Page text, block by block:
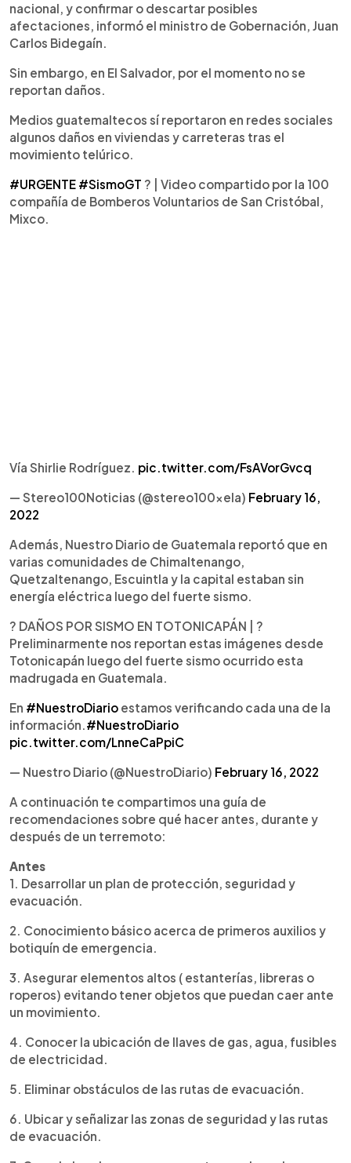
nacional, y confirmar o descartar posibles
afectaciones, informó el ministro de Gobernación, Juan
Carlos Bidegaín.
Sin embargo, en El Salvador, por el momento no se
reportan daños.
Medios guatemaltecos sí reportaron en redes sociales
algunos daños en viviendas y carreteras tras el
movimiento telúrico.
#URGENTE #SismoGT ? | Video compartido por la 100
compañía de Bomberos Voluntarios de San Cristóbal,
Mixco.
Vía Shirlie Rodríguez. pic.twitter.com/FsAVorGvcq
— Stereo100Noticias (@stereo100xela) February 16,
2022
Además, Nuestro Diario de Guatemala reportó que en
varias comunidades de Chimaltenango,
Quetzaltenango, Escuintla y la capital estaban sin
energía eléctrica luego del fuerte sismo.
? DAÑOS POR SISMO EN TOTONICAPÁN | ?
Preliminarmente nos reportan estas imágenes desde
Totonicapán luego del fuerte sismo ocurrido esta
madrugada en Guatemala.
En #NuestroDiario estamos verificando cada una de la
información.#NuestroDiario
pic.twitter.com/LnneCaPpiC
— Nuestro Diario (@NuestroDiario) February 16, 2022
A continuación te compartimos una guía de
recomendaciones sobre qué hacer antes, durante y
después de un terremoto:
Antes
1. Desarrollar un plan de protección, seguridad y
evacuación.
2. Conocimiento básico acerca de primeros auxilios y
botiquín de emergencia.
3. Asegurar elementos altos ( estanterías, libreras o
roperos) evitando tener objetos que puedan caer ante
un movimiento.
4. Conocer la ubicación de llaves de gas, agua, fusibles
de electricidad.
5. Eliminar obstáculos de las rutas de evacuación.
6. Ubicar y señalizar las zonas de seguridad y las rutas
de evacuación.